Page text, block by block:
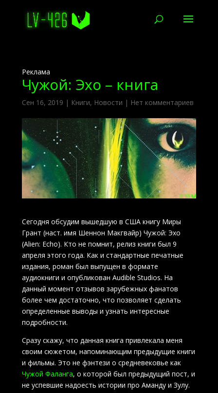
Реклама
Чужой: Эхо – книга
Сен 16, 2019 | Книги, Новости | Нет комментариев
Сегодня обсудим вышедшую в США книгу Миры
Грант (наст. имя Шеннон Макгвайр) Чужой: Эхо
(Alien: Echo). Кто не помнит, релиз книги был 9
апреля этого года. Как и стандартные печатные
издания, роман был выпущен в формате
аудиокниги и опубликован Audible Studios. На
данный момент отзывов зарубежных фанатов
более чем достаточно, что позволяет сделать
определенные выводы и узнать интересные
подробности.
Сразу скажу, что данная книга привлекала меня
своим сюжетом, напоминающим предыдущие книги
и фильмы. Это не фэнтези о средневековье как
Чужой Фаланга, о которой был предыдущий пост, и
не успевшие надоесть истории про Аманду и Зулу.